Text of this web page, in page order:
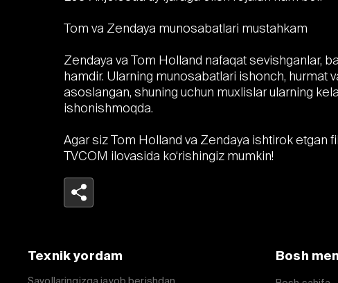
Tom va Zendaya munosabatlari mustahkam
Zendaya va Tom Holland nafaqat sevishganlar,
hamdir. Ularning munosabatlari ishonch, hurmat
asoslangan, shuning uchun muxlislar ularning
ishonishmoqda.
Agar siz Tom Holland va Zendaya ishtirok etgan
TVCOM ilovasida ko‘rishingiz mumkin!
Texnik yordam Bosh